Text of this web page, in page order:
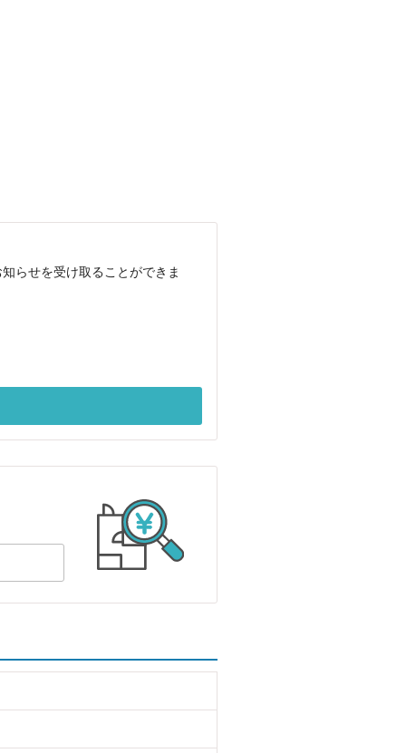
らせを受け取ることができま